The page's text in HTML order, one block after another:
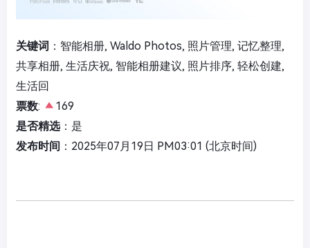
关键词 ：智能相册, Waldo Photos, 照片管理, 记忆整理,
共享相册, 生活庆祝, 智能相册建议, 照片排序, 轻松创建,
生活回
票数:
169
是否精选：是
发布时间 ：2025年07月19日 PM03:01 (北京时间)